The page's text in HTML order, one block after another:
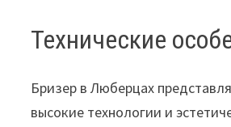
Технические
Бризер в Люберцах
высокие технологии и